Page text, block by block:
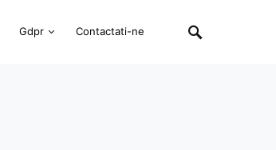
Gdpr Contactati-ne